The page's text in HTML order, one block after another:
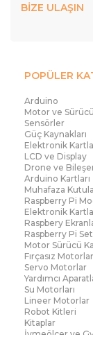
BİZE ULAŞIN
POPÜLER
Arduino
Motor ve
Sensörler
Güç Kaynakları
Elektronik
LCD ve Display
Drone ve
Arduino Kartları
Muhafaza
Raspberry Pi
Elektronik
Raspbery
Raspberry Pi
Motor Sürücü
Fırçasız Motorlar
Servo Motorlar
Yardımcı
Su Motorları
Lineer Motorlar
Robot Kitleri
Kitaplar
İvmeölçer ve